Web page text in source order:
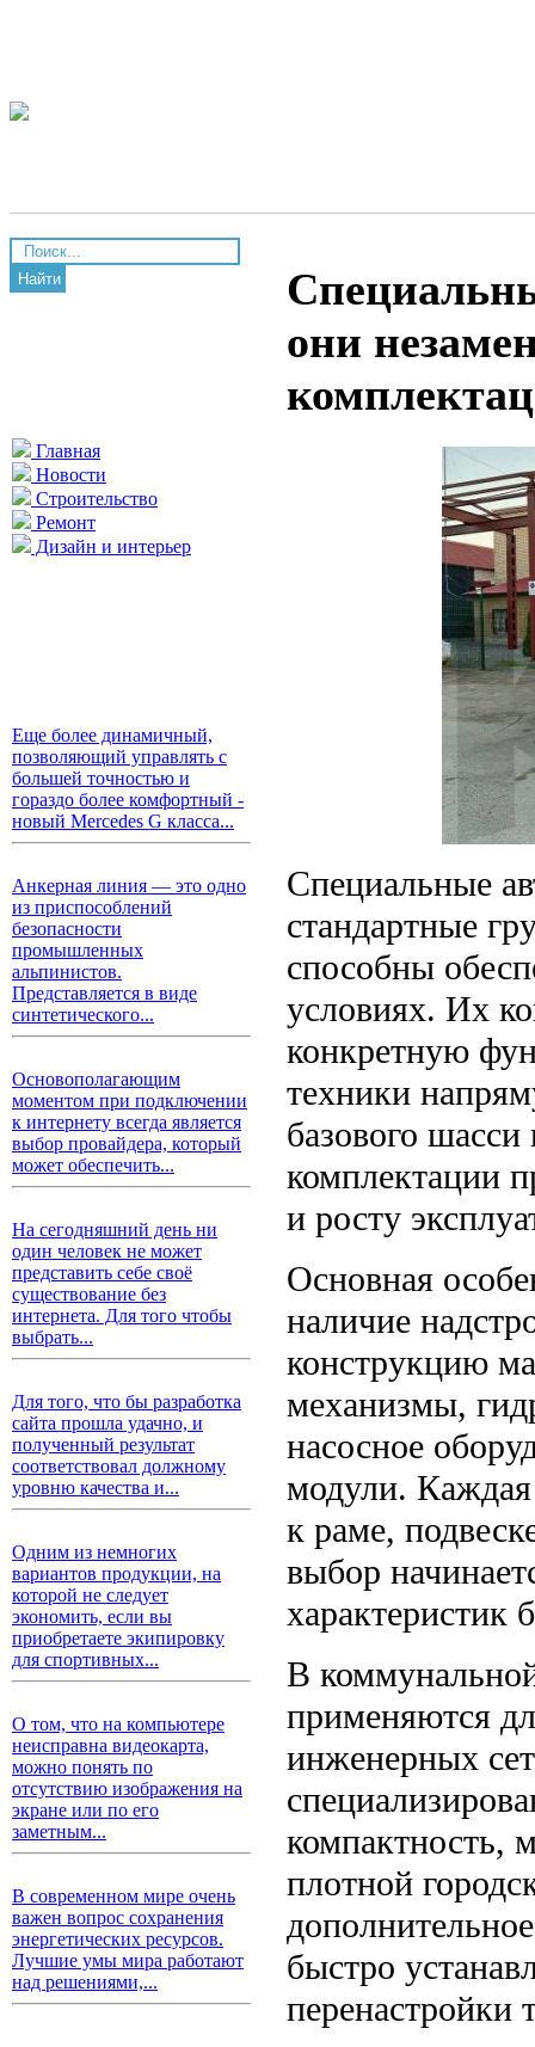
Найти
Главная
Новости
Строительство
Ремонт
Дизайн и интерьер
Еще более динамичный,
позволяющий управлять с
большей точностью и
гораздо более комфортный -
новый Mercedes G класса...
Анкерная линия — это одно
из приспособлений
безопасности
промышленных
альпинистов.
Представляется в виде
синтетического...
Основополагающим
моментом при подключении
к интернету всегда является
выбор провайдера, который
может обеспечить...
На сегодняшний день ни
один человек не может
представить себе своё
существование без
интернета. Для того чтобы
выбрать...
Для того, что бы разработка
сайта прошла удачно, и
полученный результат
соответствовал должному
уровню качества и...
Одним из немногих
вариантов продукции, на
которой не следует
экономить, если вы
приобретаете экипировку
для спортивных...
О том, что на компьютере
неисправна видеокарта,
можно понять по
отсутствию изображения на
экране или по его
заметным...
В современном мире очень
важен вопрос сохранения
энергетических ресурсов.
Лучшие умы мира работают
над решениями,...
они
Специальные
стандартные
способны
условиях. Их
конкретную
техники
базового
комплектации
и росту
Основная
наличие
конструкцию
механизмы,
насосное
модули. Каждая
к раме,
выбор
характеристик
В
применяются
инженерных
компактность,
плотной
быстро
перенастройки